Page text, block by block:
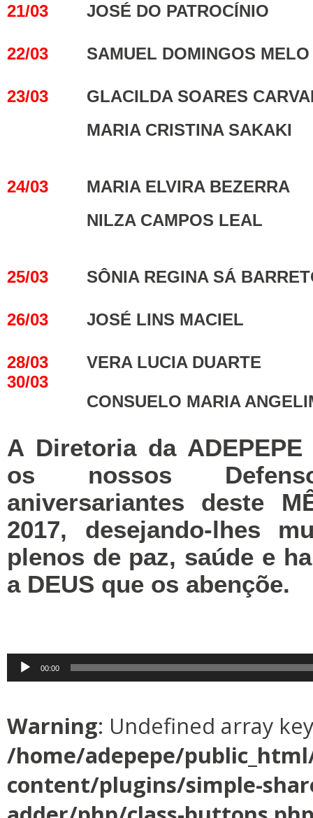
21/03 JOSÉ DO PATROCÍNIO
22/03 SAMUEL DOMINGOS MELO
23/03
GLACILDA SOARES
MARIA CRISTINA SAKAKI
24/03
MARIA ELVIRA BEZERRA
NILZA CAMPOS LEAL
25/03 SÔNIA REGINA SÁ
26/03 JOSÉ LINS MACIEL
28/03
30/03
VERA LUCIA DUARTE
CONSUELO MARIA
A Diretoria da
os nossos
aniversariantes deste
2017, desejando-lhes
plenos de paz, saúde e
a DEUS que os abençõe.
Tocador00:00
Warning: Undefined array
/home/adepepe/
content/plugins/simple-